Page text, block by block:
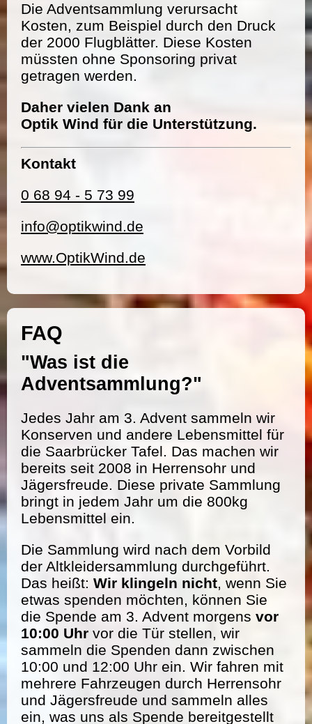
Die Adventsammlung verursacht
Kosten, zum Beispiel durch den Druck
der 2000 Flugblätter. Diese Kosten
müssten ohne Sponsoring privat
getragen werden.
Daher vielen Dank an
Optik Wind für die Unterstützung.
Kontakt
0 68 94 - 5 73 99
info@optikwind.de
www.OptikWind.de
FAQ
"Was ist die
Adventsammlung?"
Jedes Jahr am 3. Advent sammeln wir
Konserven und andere Lebensmittel für
die Saarbrücker Tafel. Das machen wir
bereits seit 2008 in Herrensohr und
Jägersfreude. Diese private Sammlung
bringt in jedem Jahr um die 800kg
Lebensmittel ein.
Die Sammlung wird nach dem Vorbild
der Altkleidersammlung durchgeführt.
Das heißt: Wir klingeln nicht, wenn Sie
etwas spenden möchten, können Sie
die Spende am 3. Advent morgens vor
10:00 Uhr vor die Tür stellen, wir
sammeln die Spenden dann zwischen
10:00 und 12:00 Uhr ein. Wir fahren mit
mehrere Fahrzeugen durch Herrensohr
und Jägersfreude und sammeln alles
ein, was uns als Spende bereitgestellt